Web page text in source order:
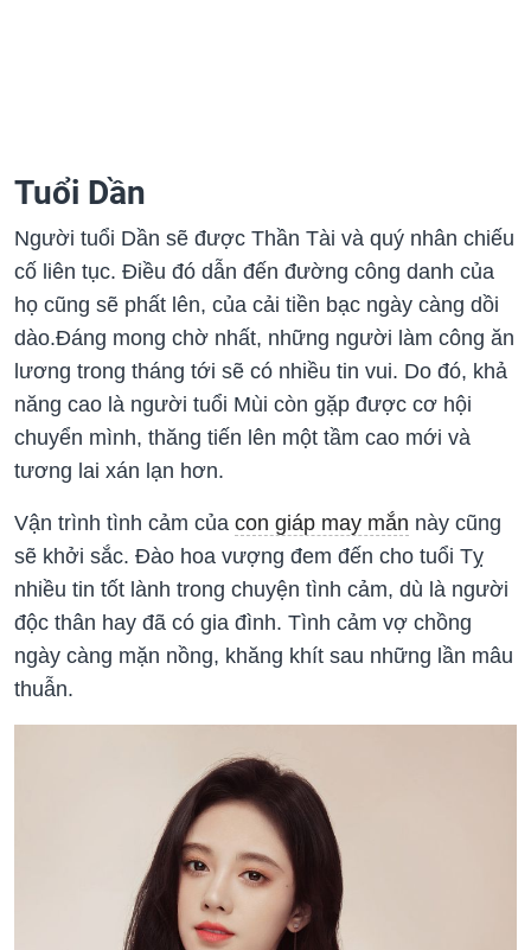
Tuổi Dần
Người tuổi Dần sẽ được Thần Tài và quý nhân chiếu
cố liên tục. Điều đó dẫn đến đường công danh của
họ cũng sẽ phất lên, của cải tiền bạc ngày càng dồi
dào.Đáng mong chờ nhất, những người làm công ăn
lương trong tháng tới sẽ có nhiều tin vui. Do đó, khả
năng cao là người tuổi Mùi còn gặp được cơ hội
chuyển mình, thăng tiến lên một tầm cao mới và
tương lai xán lạn hơn.
Vận trình tình cảm của con giáp may mắn này cũng
sẽ khởi sắc. Đào hoa vượng đem đến cho tuổi Tỵ
nhiều tin tốt lành trong chuyện tình cảm, dù là người
độc thân hay đã có gia đình. Tình cảm vợ chồng
ngày càng mặn nồng, khăng khít sau những lần mâu
thuẫn.